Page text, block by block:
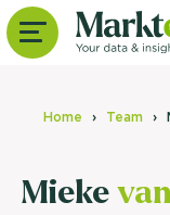
Home Team
Mieke